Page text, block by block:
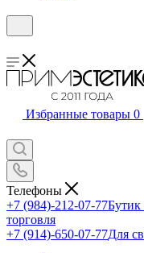
Избранные товары 0
Телефоны
+7 (984)-212-07-77
торговля
+7 (914)-650-07-77Для